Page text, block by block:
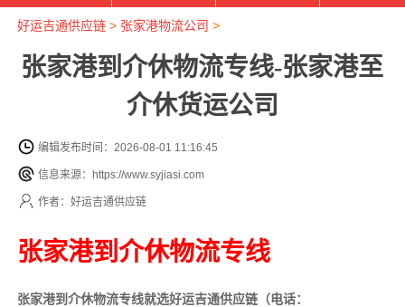
好运吉通供应链> 张家港物流公司 >
张家港到介休物流专线-张家港至
介休货运公司
编辑发布时间：2026-08-01 11:16:45
信息来源：https://www.syjiasi.com
作者：好运吉通供应链
张家港到介休物流专线
张家港到介休物流专线就选好运吉通供应链（电话：